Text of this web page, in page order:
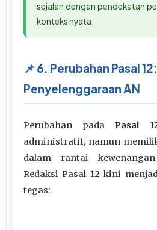
sejalan dengan pendekatan
konteks nyata.
📌 6. Perubahan Pasal
Penyelenggaraan AN
Perubahan pada Pasal
administratif, namun
dalam rantai
Redaksi Pasal 12 kini
tegas: